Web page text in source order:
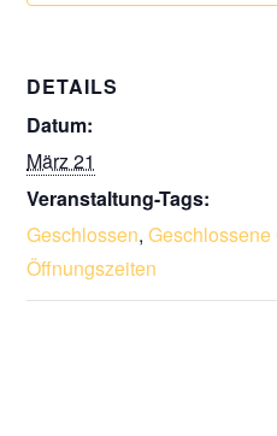
DETAILS
Datum:
März 21
Veranstaltung-Tags:
Geschlossen,
Öffnungszeiten